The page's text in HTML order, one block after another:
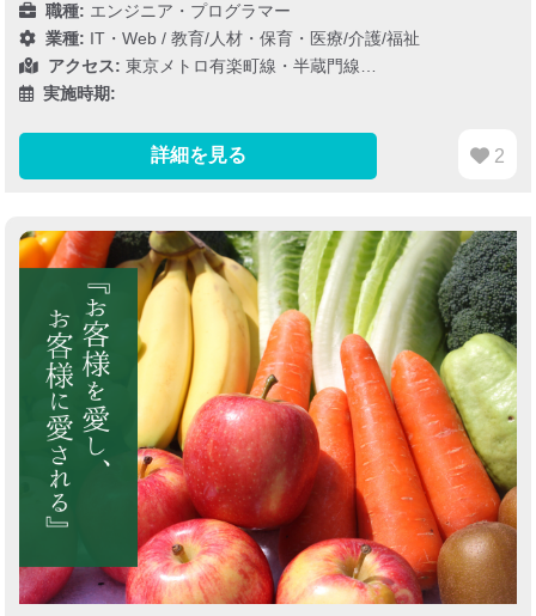
職種: エンジニア・プログラマー
業種: IT・Web /教育/人材・保育・医療/介護/福祉
アクセス: 東京メトロ有楽町線・半蔵門線…
実施時期:
詳細を見る 2